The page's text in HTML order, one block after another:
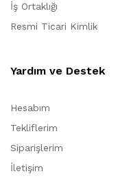
İş Ortaklığı
Resmi Ticari Kimlik
Yardım ve Destek
Hesabım
Tekliflerim
Siparişlerim
İletişim